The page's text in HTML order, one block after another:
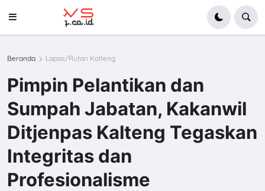
Beranda Lapas/Rutan Kalteng
Pimpin Pelantikan dan
Sumpah Jabatan, Kakanwil
Ditjenpas Kalteng Tegaskan
Integritas dan
Profesionalisme